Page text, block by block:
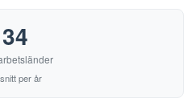
34
per år